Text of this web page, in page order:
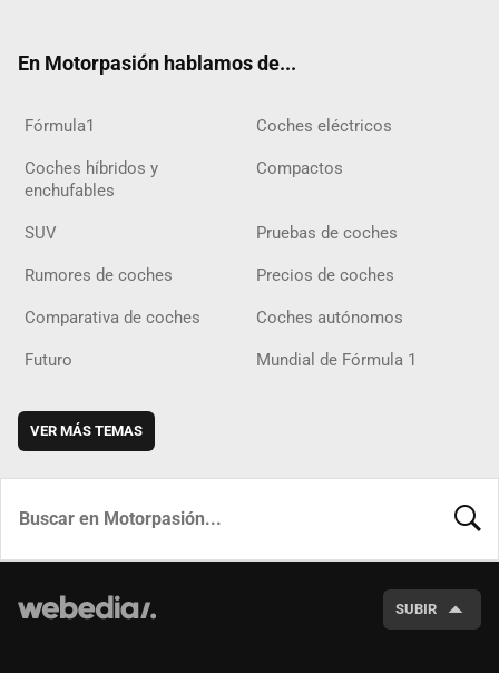
En Motorpasión hablamos de...
Fórmula1 Coches eléctricos
Coches híbridos y
enchufables
Compactos
SUV Pruebas de coches
Rumores de coches Precios de coches
Comparativa de coches Coches autónomos
Futuro Mundial de Fórmula 1
VER MÁS TEMAS
SUBIR